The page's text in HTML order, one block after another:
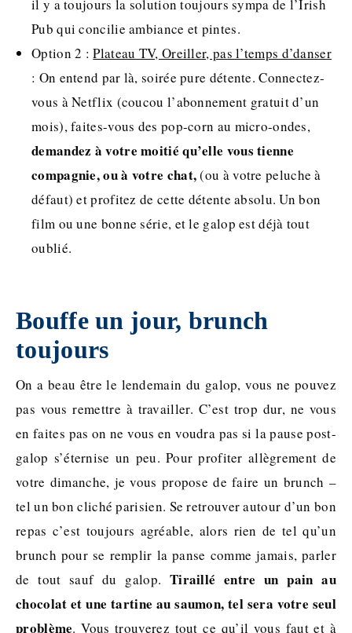
il y a toujours la solution toujours sympa de l’Irish
Pub qui concilie ambiance et pintes.
Option 2 :Plateau TV, Oreiller, pas l’temps d’danser
: On entend par là, soirée pure détente. Connectez-
vous à Netflix (coucou l’abonnement gratuit d’un
mois), faites-vous des pop-corn au micro-ondes,
demandez à votre moitié qu’elle vous tienne
compagnie, ou à votre chat,(ou à votre peluche à
défaut) et profitez de cette détente absolu. Un bon
film ou une bonne série, et le galop est déjà tout
oublié.
Bouffe un jour, brunch
toujours
On a beau être le lendemain du galop, vous ne pouvez
pas vous remettre à travailler. C’est trop dur, ne vous
en faites pas on ne vous en voudra pas si la pause post-
galop s’éternise un peu. Pour profiter allègrement de
votre dimanche, je vous propose de faire un brunch –
tel un bon cliché parisien. Se retrouver autour d’un bon
repas c’est toujours agréable, alors rien de tel qu’un
brunch pour se remplir la panse comme jamais, parler
de tout sauf du galop. Tiraillé entre un pain au
chocolat et une tartine au saumon, tel sera votre seul
problème. Vous trouverez tout ce qu’il vous faut et à